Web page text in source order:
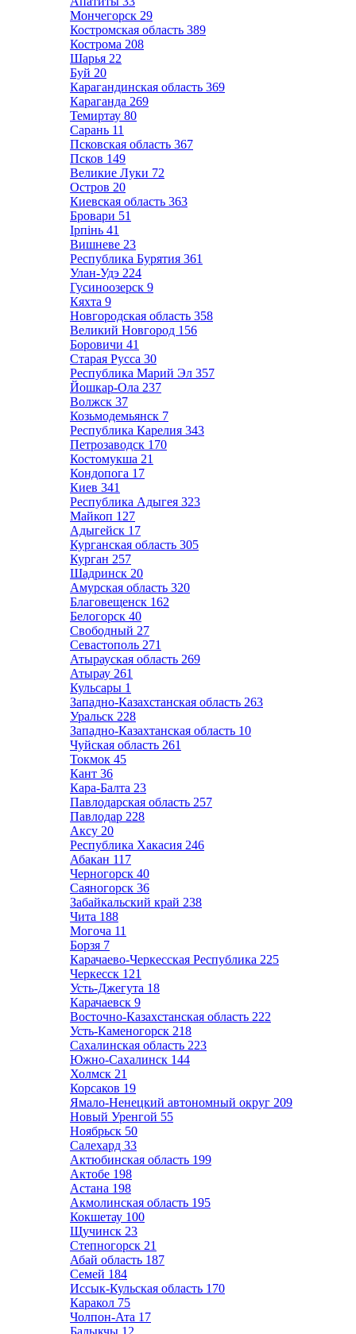
Мончегорск 29
Костромская область 389
Кострома 208
Шарья 22
Буй 20
Карагандинская область 369
Караганда 269
Темиртау 80
Сарань 11
Псковская область 367
Псков 149
Великие Луки 72
Остров 20
Киевская область 363
Бровари 51
Ірпінь 41
Вишневе 23
Республика Бурятия 361
Улан-Удэ 224
Гусиноозерск 9
Кяхта 9
Новгородская область 358
Великий Новгород 156
Боровичи 41
Старая Русса 30
Республика Марий Эл 357
Йошкар-Ола 237
Волжск 37
Козьмодемьянск 7
Республика Карелия 343
Петрозаводск 170
Костомукша 21
Кондопога 17
Киев 341
Республика Адыгея 323
Майкоп 127
Адыгейск 17
Курганская область 305
Курган 257
Шадринск 20
Амурская область 320
Благовещенск 162
Белогорск 40
Свободный 27
Севастополь 271
Атырауская область 269
Атырау 261
Кульсары 1
Западно-Казахстанская область 263
Уральск 228
Западно-Казахтанская область 10
Чуйская область 261
Токмок 45
Кант 36
Кара-Балта 23
Павлодарская область 257
Павлодар 228
Аксу 20
Республика Хакасия 246
Абакан 117
Черногорск 40
Саяногорск 36
Забайкальский край 238
Чита 188
Могоча 11
Борзя 7
Карачаево-Черкесская Республика 225
Черкесск 121
Усть-Джегута 18
Карачаевск 9
Восточно-Казахстанская область 222
Усть-Каменогорск 218
Сахалинская область 223
Южно-Сахалинск 144
Холмск 21
Корсаков 19
Ямало-Ненецкий автономный округ 209
Новый Уренгой 55
Ноябрьск 50
Салехард 33
Актюбинская область 199
Актобе 198
Астана 198
Акмолинская область 195
Кокшетау 100
Щучинск 23
Степногорск 21
Абай область 187
Семей 184
Иссык-Кульская область 170
Каракол 75
Чолпон-Ата 17
Балыкчы 12